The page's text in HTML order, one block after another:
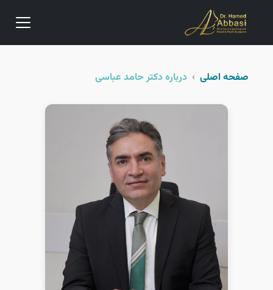
صفحه اصلی درباره دکتر حامد عباسی